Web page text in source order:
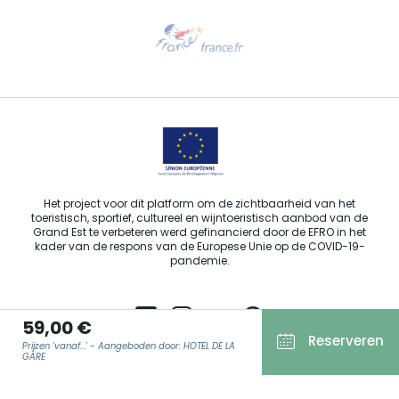
59,00 €
Prijzen 'vanaf...' - Aangeboden door: HOTEL DE LA
GARE
Reserveren
Stuur ons een e-mail
Het project voor dit platform om de zichtbaarheid van het
toeristisch, sportief, cultureel en wijntoeristisch aanbod van de
Grand Est te verbeteren werd gefinancierd door de EFRO in het
kader van de respons van de Europese Unie op de COVID-19-
pandemie.
Agence Régionale du Tourisme Grand Est ©2026 - Alle rechten